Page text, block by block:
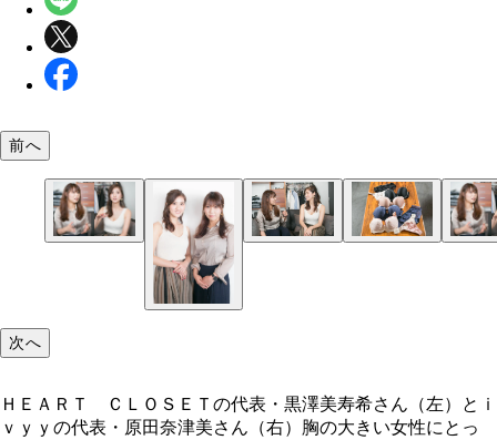
ＨＥＡＲＴ ＣＬＯＳＥＴの代表・黒澤美寿希さん
（左）とｉｖｙｙの代表・原田奈津美さん（右）
一見、簡単な作りに見える下着もブラジャーは５
のパーツに分かれていたりと非常に細かい。さら
も何百とあり、ひとつ作るのも大変なんだそう
前へ
次へ
ＨＥＡＲＴ ＣＬＯＳＥＴの代表・黒澤美寿希さん（左）とｉ
ｖｙｙの代表・原田奈津美さん（右）胸の大きい女性にとっ